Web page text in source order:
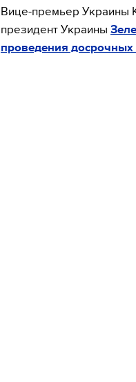
Вице-премьер Украины
президент Украины
проведения